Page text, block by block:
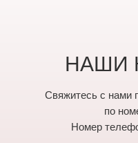
НАШИ
Свяжитесь с нами
по
Номер